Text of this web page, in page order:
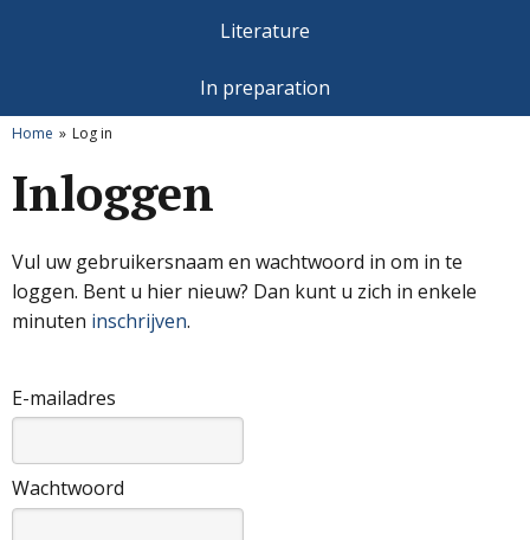
Literature
In preparation
Home Log in
Inloggen
Vul uw gebruikersnaam en wachtwoord in om in te
loggen. Bent u hier nieuw? Dan kunt u zich in enkele
minuten inschrijven.
E-mailadres
Wachtwoord